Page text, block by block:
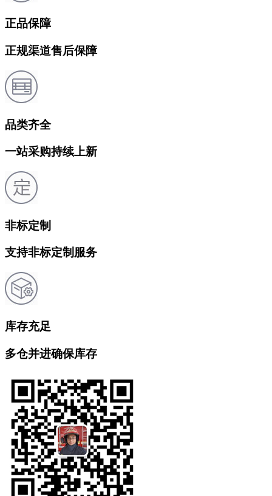
正品保障
正规渠道售后保障
品类齐全
一站采购持续上新
非标定制
支持非标定制服务
库存充足
多仓并进确保库存